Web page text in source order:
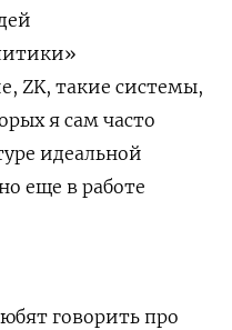
ZK, такие системы,
я сам часто
идеальной
еще в работе
говорить про